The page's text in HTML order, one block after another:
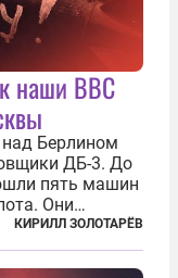
наши ВВС
над Берлином
ДБ-3. До
пять машин
Они
в тот момент
идет где-то
КИРИЛЛ ЗОЛОТАРЁВ